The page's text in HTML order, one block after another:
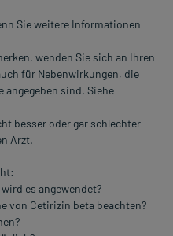
Sie weitere Informationen
wenden Sie sich an Ihren
für Nebenwirkungen, die
angegeben sind. Siehe
besser oder gar schlechter
Arzt.
es angewendet?
von Cetirizin beta beachten?